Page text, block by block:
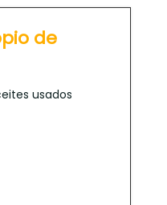
de
usados